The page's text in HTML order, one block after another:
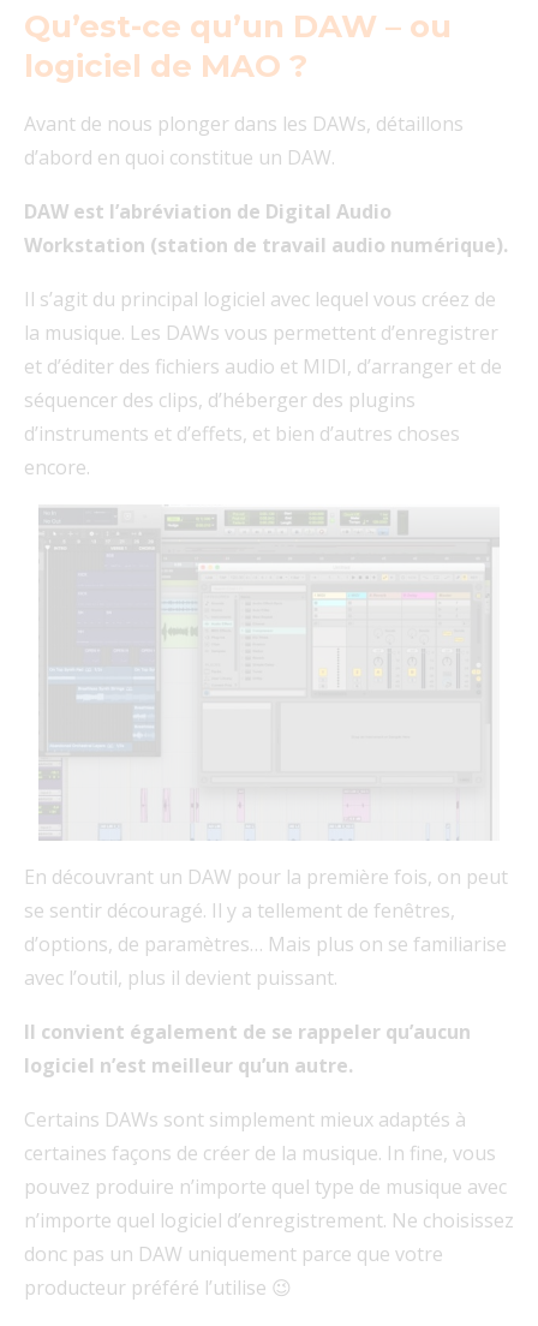
Qu’est-ce qu’un DAW – ou
logiciel de MAO ?
Avant de nous plonger dans les DAWs, détaillons
d’abord en quoi constitue un DAW.
DAW est l’abréviation de Digital Audio
Workstation (station de travail audio numérique).
Il s’agit du principal logiciel avec lequel vous créez de
la musique. Les DAWs vous permettent d’enregistrer
et d’éditer des fichiers audio et MIDI, d’arranger et de
séquencer des clips, d’héberger des plugins
d’instruments et d’effets, et bien d’autres choses
encore.
En découvrant un DAW pour la première fois, on peut
se sentir découragé. Il y a tellement de fenêtres,
d’options, de paramètres… Mais plus on se familiarise
avec l’outil, plus il devient puissant.
Il convient également de se rappeler qu’aucun
logiciel n’est meilleur qu’un autre.
Certains DAWs sont simplement mieux adaptés à
certaines façons de créer de la musique. In fine, vous
pouvez produire n’importe quel type de musique avec
n’importe quel logiciel d’enregistrement. Ne choisissez
donc pas un DAW uniquement parce que votre
producteur préféré l’utilise 😉